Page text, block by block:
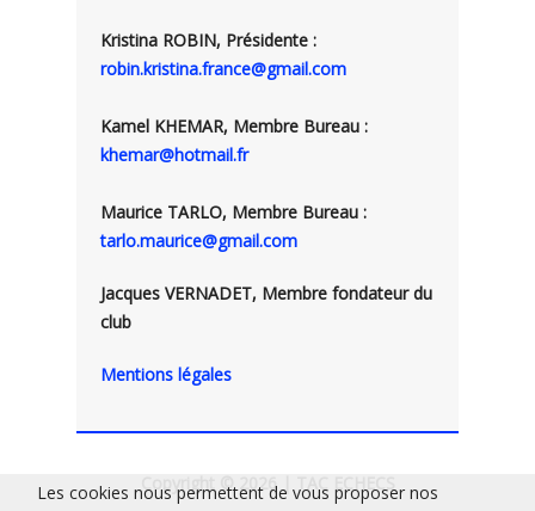
Kristina ROBIN, Présidente :
robin.kristina.france@gmail.com
Kamel KHEMAR, Membre Bureau :
khemar@hotmail.fr
Maurice TARLO, Membre Bureau :
tarlo.maurice@gmail.com
Jacques VERNADET, Membre fondateur du
club
Mentions légales
Copyright © 2026 | TAC ECHECS
Les cookies nous permettent de vous proposer nos